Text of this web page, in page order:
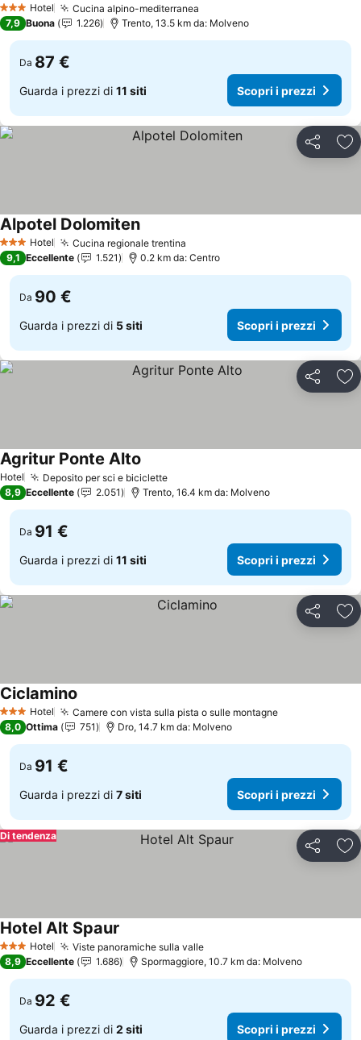
3 StelleHotel Cucina alpino-mediterranea
7,9 Buona 1.226 Trento, 13.5 km da: Molveno
Da 87 €
Guarda i prezzi di 11 siti Scopri i prezzi
Condividi
3 StelleHotel Cucina regionale trentina
Alpotel DolomitenScopri i prezzi
9,1 Eccellente 1.521 0.2 km da: Centro
Da 90 €
Guarda i prezzi di 5 siti Scopri i prezzi
Condividi
Hotel Deposito per sci e bicicletteScopri i prezzi
Agritur Ponte Alto
8,9 Eccellente 2.051 Trento, 16.4 km da: Molveno
Da 91 €
Guarda i prezzi di 11 siti Scopri i prezzi
Condividi
3 StelleHotel Camere con vista sulla pista o sulle montagneScopri i
Ciclamino
8,0 Ottima 751 Dro, 14.7 km da: Molveno
Da 91 €
Guarda i prezzi di 7 siti Scopri i prezzi
Condividi
Di tendenza
3 StelleHotel Viste panoramiche sulla valleScopri i prezzi
Hotel Alt Spaur
8,9 Eccellente 1.686 Spormaggiore, 10.7 km da: Molveno
Da 92 €
Guarda i prezzi di 2 siti Scopri i prezzi